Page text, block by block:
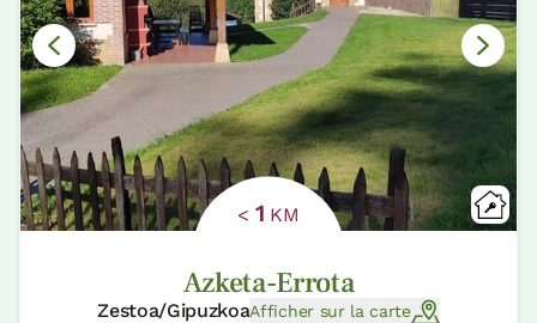
< 1 KM
Azketa-Errota
Zestoa/GipuzkoaAfficher sur la carte